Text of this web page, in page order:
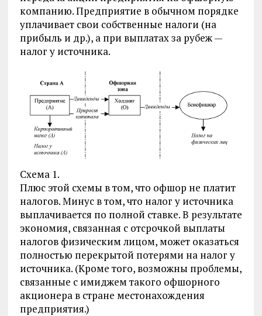
компанию. Предприятие в обычном порядке
уплачивает свои собственные налоги (на
прибыль и др.), а при выплатах за рубеж —
налог у источника.
Схема 1.
Плюс этой схемы в том, что офшор не платит
налогов. Минус в том, что налог у источника
выплачивается по полной ставке. В результате
экономия, связанная с отсрочкой выплаты
налогов физическим лицом, может оказаться
полностью перекрытой потерями на налог у
источника. (Кроме того, возможны проблемы,
связанные с имиджем такого офшорного
акционера в стране местонахождения
предприятия.)